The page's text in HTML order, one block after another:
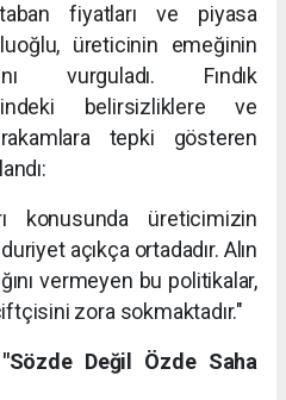
fiyatları ve piyasa
üreticinin emeğinin
vurguladı. Fındık
belirsizliklere ve
tepki gösteren
konusunda üreticimizin
açıkça ortadadır. Alın
vermeyen bu politikalar,
zora sokmaktadır."
Değil Özde Saha